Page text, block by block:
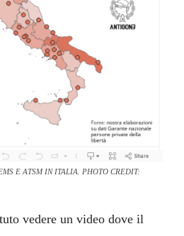
E ATSM IN ITALIA. PHOTO CREDIT:
vedere un video dove il